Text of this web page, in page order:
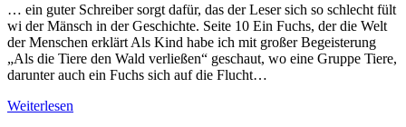
… ein guter Schreiber sorgt dafür, das der Leser sich so schlecht fült
wi der Mänsch in der Geschichte. Seite 10 Ein Fuchs, der die Welt
der Menschen erklärt Als Kind habe ich mit großer Begeisterung
„Als die Tiere den Wald verließen“ geschaut, wo eine Gruppe Tiere,
darunter auch ein Fuchs sich auf die Flucht…
Weiterlesen